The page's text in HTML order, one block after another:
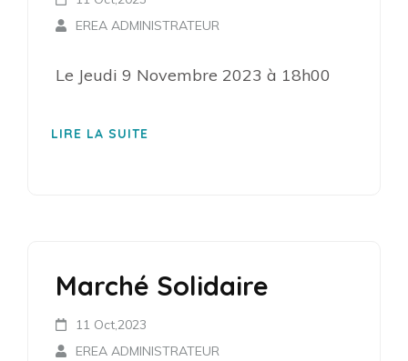
EREA ADMINISTRATEUR
Le Jeudi 9 Novembre 2023 à 18h00
LIRE LA SUITE
Marché Solidaire
11 Oct,2023
EREA ADMINISTRATEUR